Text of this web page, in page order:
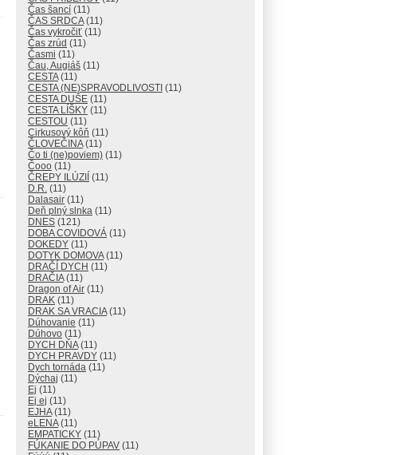
Čas šancí (11)
ČAS SRDCA(11)
Čas vykročiť (11)
Čas zrúd (11)
Časmi (11)
Čau, Augiáš (11)
CESTA(11)
CESTA (NE)SPRAVODLIVOSTI (11)
CESTA DUŠE (11)
CESTA LÍŠKY (11)
CESTOU (11)
Cirkusový kôň (11)
ČLOVEČINA(11)
Čo ti (ne)poviem) (11)
Čooo (11)
ČREPY ILÚZIÍ
(11)
D.R. (11)
Dalasair (11)
Deň plný slnka (11)
DNES (121)
DOBA COVIDOVÁ (11)
DOKEDY (11)
DOTYK DOMOVA(11)
DRAČÍ DYCH (11)
DRAČIA(11)
Dragon of Air (11)
DRAK (11)
DRAK SA VRACIA(11)
Dúhovanie (11)
Dúhovo (11)
DYCH DŇA(11)
DYCH PRAVDY (11)
Dych tornáda (11)
Dýchaj (11)
Ej (11)
Ej ej (11)
EJHA(11)
eLENA(11)
EMPATICKY (11)
FÚKANIE DO PÚPAV (11)